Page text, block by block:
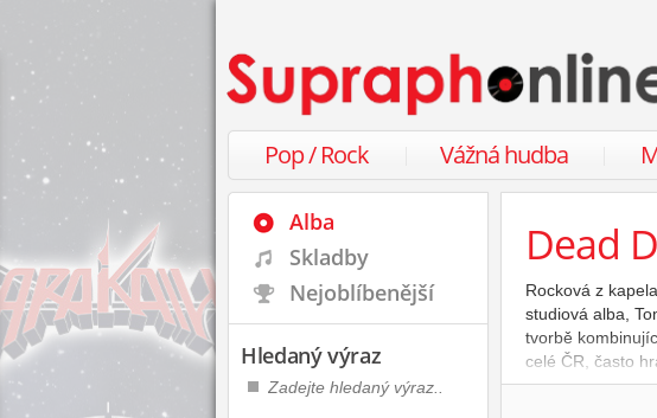
Pop / Rock Vážná hudba
Dead
Rocková z
studiová alba,
tvorbě
celé ČR, často
Alba
Skladby
Nejoblíbenější
Hledaný výraz